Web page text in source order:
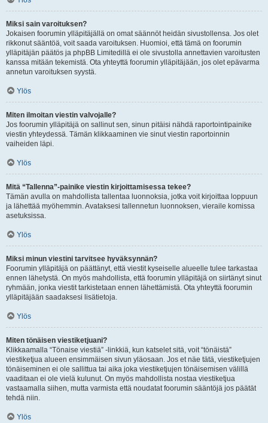
Miksi sain varoituksen?
Jokaisen foorumin ylläpitäjällä on omat säännöt heidän sivustollensa. Jos olet
rikkonut sääntöä, voit saada varoituksen. Huomioi, että tämä on foorumin
ylläpitäjän päätös ja phpBB Limitedillä ei ole sivustolla annettavien varoitusten
kanssa mitään tekemistä. Ota yhteyttä foorumin ylläpitäjään, jos olet epävarma
annetun varoituksen syystä.
Ylös
Miten ilmoitan viestin valvojalle?
Jos foorumin ylläpitäjä on sallinut sen, sinun pitäisi nähdä raportointipainike
viestin yhteydessä. Tämän klikkaaminen vie sinut viestin raportoinnin
vaiheiden läpi.
Ylös
Mitä “Tallenna”-painike viestin kirjoittamisessa tekee?
Tämän avulla on mahdollista tallentaa luonnoksia, jotka voit kirjoittaa loppuun
ja lähettää myöhemmin. Avataksesi tallennetun luonnoksen, vieraile komissa
asetuksissa.
Ylös
Miksi minun viestini tarvitsee hyväksynnän?
Foorumin ylläpitäjä on päättänyt, että viestit kyseiselle alueelle tulee tarkastaa
ennen lähetystä. On myös mahdollista, että foorumin ylläpitäjä on siirtänyt sinut
ryhmään, jonka viestit tarkistetaan ennen lähettämistä. Ota yhteyttä foorumin
ylläpitäjään saadaksesi lisätietoja.
Ylös
Miten tönäisen viestiketjuani?
Klikkaamalla “Tönaise viestiä” -linkkiä, kun katselet sitä, voit “tönäistä”
viestiketjua alueen ensimmäisen sivun yläosaan. Jos et näe tätä, viestiketjujen
tönäiseminen ei ole sallittua tai aika joka viestiketjujen tönäisemisen välillä
vaaditaan ei ole vielä kulunut. On myös mahdollista nostaa viestiketjua
vastaamalla siihen, mutta varmista että noudatat foorumin sääntöjä jos päätät
tehdä niin.
Ylös